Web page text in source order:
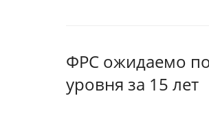
ФРС ожидаемо
уровня за 15 лет